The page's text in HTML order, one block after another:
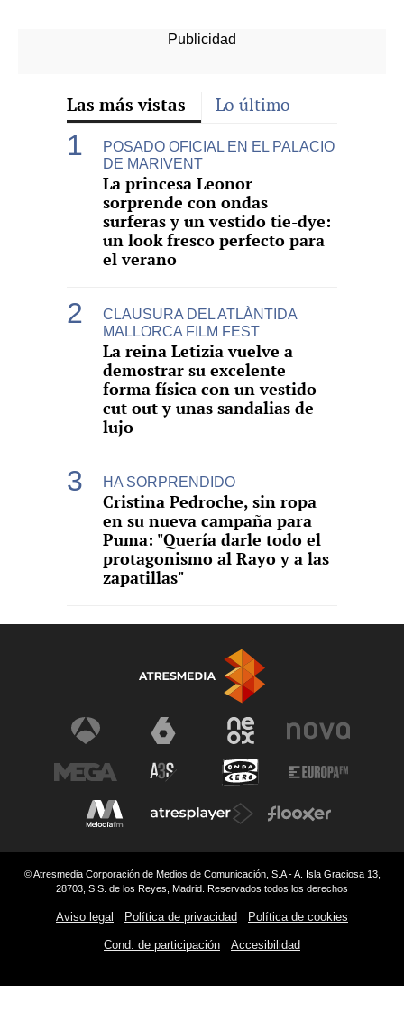
Las más vistas Lo último
POSADO OFICIAL EN EL PALACIO
DE MARIVENT
La princesa Leonor
sorprende con ondas
surferas y un vestido tie-dye:
un look fresco perfecto para
el verano
CLAUSURA DEL ATLÀNTIDA
MALLORCA FILM FEST
La reina Letizia vuelve a
demostrar su excelente
forma física con un vestido
cut out y unas sandalias de
lujo
HA SORPRENDIDO
Cristina Pedroche, sin ropa
en su nueva campaña para
Puma: "Quería darle todo el
protagonismo al Rayo y a las
zapatillas"
© Atresmedia Corporación de Medios de Comunicación, S.A - A. Isla Graciosa 13,
28703, S.S. de los Reyes, Madrid. Reservados todos los derechos
Aviso legal Política de privacidad Política de cookies
Cond. de participación Accesibilidad